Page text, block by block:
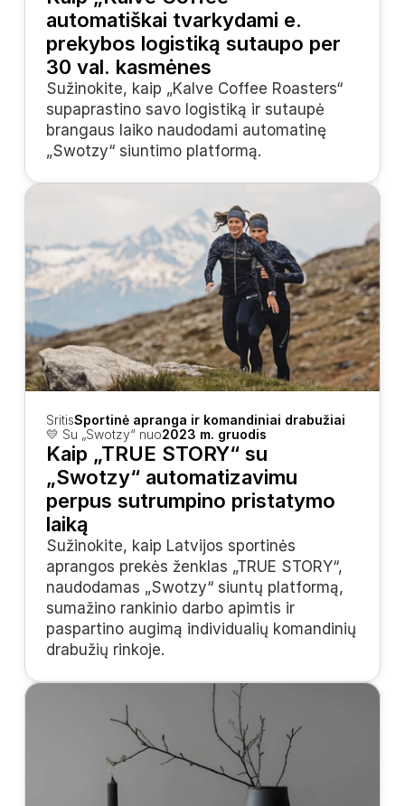
automatiškai tvarkydami e.
prekybos logistiką sutaupo per
30 val. kasmėnes
Sužinokite, kaip „Kalve Coffee Roasters“
supaprastino savo logistiką ir sutaupė
brangaus laiko naudodami automatinę
„Swotzy“ siuntimo platformą.
SritisSportinė apranga ir komandiniai drabužiai
💛 Su „Swotzy“ nuo2023 m. gruodis
Kaip „TRUE STORY“ su
„Swotzy“ automatizavimu
perpus sutrumpino pristatymo
laiką
Sužinokite, kaip Latvijos sportinės
aprangos prekės ženklas „TRUE STORY“,
naudodamas „Swotzy“ siuntų platformą,
sumažino rankinio darbo apimtis ir
paspartino augimą individualių komandinių
drabužių rinkoje.